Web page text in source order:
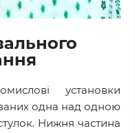
установки
одна над одною
Нижня частина